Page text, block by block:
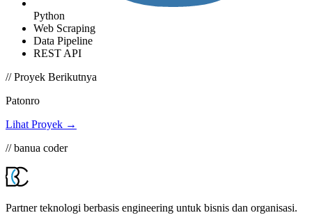
Python
Web Scraping
Data Pipeline
REST API
// Proyek Berikutnya
Patonro
Lihat Proyek →
// banua coder
Partner teknologi berbasis engineering untuk bisnis dan organisasi.